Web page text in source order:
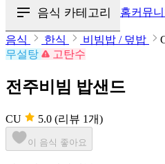
음식 카테고리 홈커뮤니
음식 한식 비빔밥 / 덮밥
무설탕
고탄수
전주비빔 밥샌드
CU 5.0 (리뷰 1개)
이 음식 좋아요